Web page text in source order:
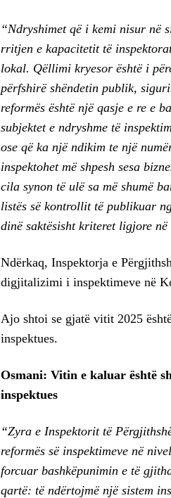
“Ndryshimet që i kemi nisur në
rritjen e kapacitetit të
lokal. Qëllimi kryesor është i
përfshirë shëndetin publik,
reformës është një qasje e re e
subjektet e ndryshme të
ose që ka një ndikim te një
inspektohet më shpesh sesa
cila synon të ulë sa më shumë
listës së kontrollit të publikuar
dinë saktësisht kriteret ligjore
Ndërkaq, Inspektorja e
digjitalizimi i inspektimeve në
Ajo shtoi se gjatë vitit 2025
inspektues.
Osmani: Vitin e kaluar është
inspektues
“Zyra e Inspektorit të
reformës së inspektimeve në
forcuar bashkëpunimin e të
qartë: të ndërtojmë një sistem